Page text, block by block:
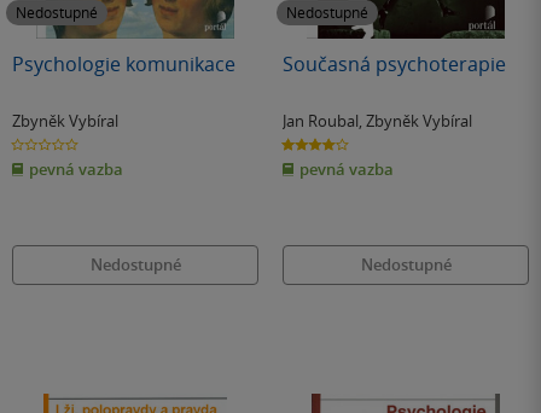
Nedostupné
Psychologie komunikace
Zbyněk Vybíral
0.0
z
5
hvězdiček
pevná vazba
Nedostupné
Nedostupné
Současná psychoterapie
Jan Roubal, Zbyněk Vybíral
4.0
z
5
hvězdiček
pevná vazba
Nedostupné